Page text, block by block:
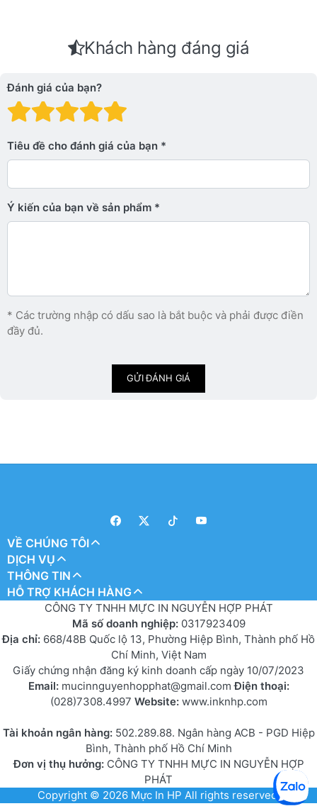
Khách hàng đáng giá
Đánh giá của bạn?
Đánh giá: 4 trên 5
Đánh giá: 3 trên 5 sao.
Đánh giá: 2 trên 5 sao.
Đánh giá: 1 trên 5 sao. Xấu
Tiêu đề cho đánh giá của bạn
Ý kiến ​​của bạn về sản phẩm
* Các trường nhập có dấu sao là bắt buộc và phải được điền
đầy đủ.
GỬI ĐÁNH GIÁ
VỀ CHÚNG TÔI
DỊCH VỤ
THÔNG TIN
HỖ TRỢ KHÁCH HÀNG
CÔNG TY TNHH MỰC IN NGUYỄN HỢP PHÁT
Mã số doanh nghiệp: 0317923409
Địa chỉ: 668/48B Quốc lộ 13, Phường Hiệp Bình, Thành phố Hồ
Chí Minh, Việt Nam
Giấy chứng nhận đăng ký kinh doanh cấp ngày 10/07/2023
Email: mucinnguyenhopphat@gmail.comĐiện thoại:
(028)7308.4997 Website: www.inknhp.com
Tài khoản ngân hàng: 502.289.88. Ngân hàng ACB - PGD Hiệp
Bình, Thành phố Hồ Chí Minh
Đơn vị thụ hưởng:CÔNG TY TNHH MỰC IN NGUYỄN HỢP
PHÁT
Copyright © 2026 Mực In HP All rights reserved.